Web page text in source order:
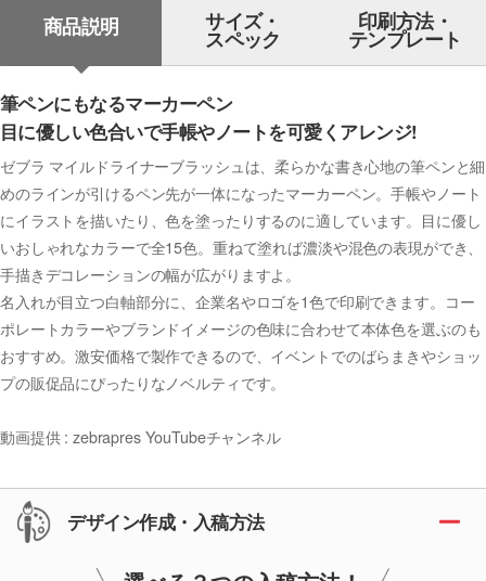
商品説明 サイズ・
スペック
印刷方法・
テンプレート
筆ペンにもなるマーカーペン
目に優しい色合いで手帳やノートを可愛くアレンジ!
ゼブラ マイルドライナーブラッシュは、柔らかな書き心地の筆ペンと細
めのラインが引けるペン先が一体になったマーカーペン。手帳やノート
にイラストを描いたり、色を塗ったりするのに適しています。目に優し
いおしゃれなカラーで全15色。重ねて塗れば濃淡や混色の表現ができ、
手描きデコレーションの幅が広がりますよ。
名入れが目立つ白軸部分に、企業名やロゴを1色で印刷できます。コー
ポレートカラーやブランドイメージの色味に合わせて本体色を選ぶのも
おすすめ。激安価格で製作できるので、イベントでのばらまきやショッ
プの販促品にぴったりなノベルティです。
動画提供 : zebrapres YouTubeチャンネル
デザイン作成・入稿方法